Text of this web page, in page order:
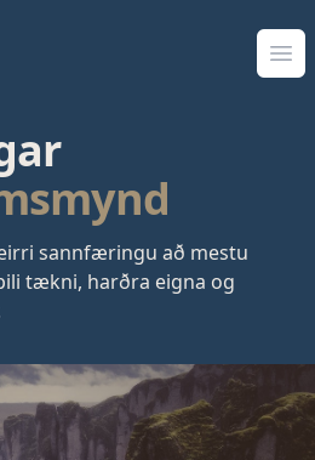
sannfæringu að mestu
tækni, harðra eigna og